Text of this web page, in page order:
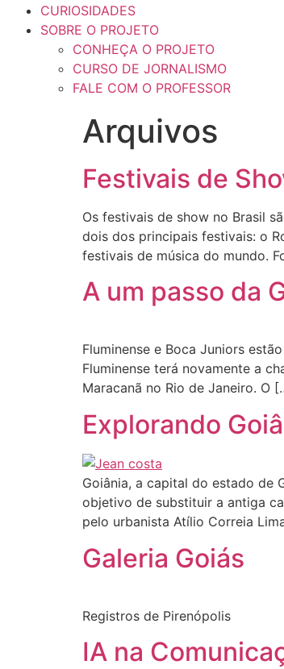
CURIOSIDADES
SOBRE O PROJETO
CONHEÇA O PROJETO
CURSO DE JORNALISMO
FALE COM O PROFESSOR
Arquivos
Festivais de
Os festivais de show no Brasil
dois dos principais festivais: o
festivais de música do mundo.
A um passo da
Fluminense e Boca Juniors
Fluminense terá novamente a
Maracanã no Rio de Janeiro. O
Explorando
Goiânia, a capital do estado de
objetivo de substituir a antiga
pelo urbanista Atílio Correia
Galeria Goiás
Registros de Pirenópolis
IA na